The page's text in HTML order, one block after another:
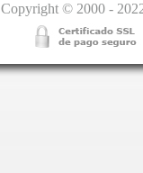
Copyright © 2000 -